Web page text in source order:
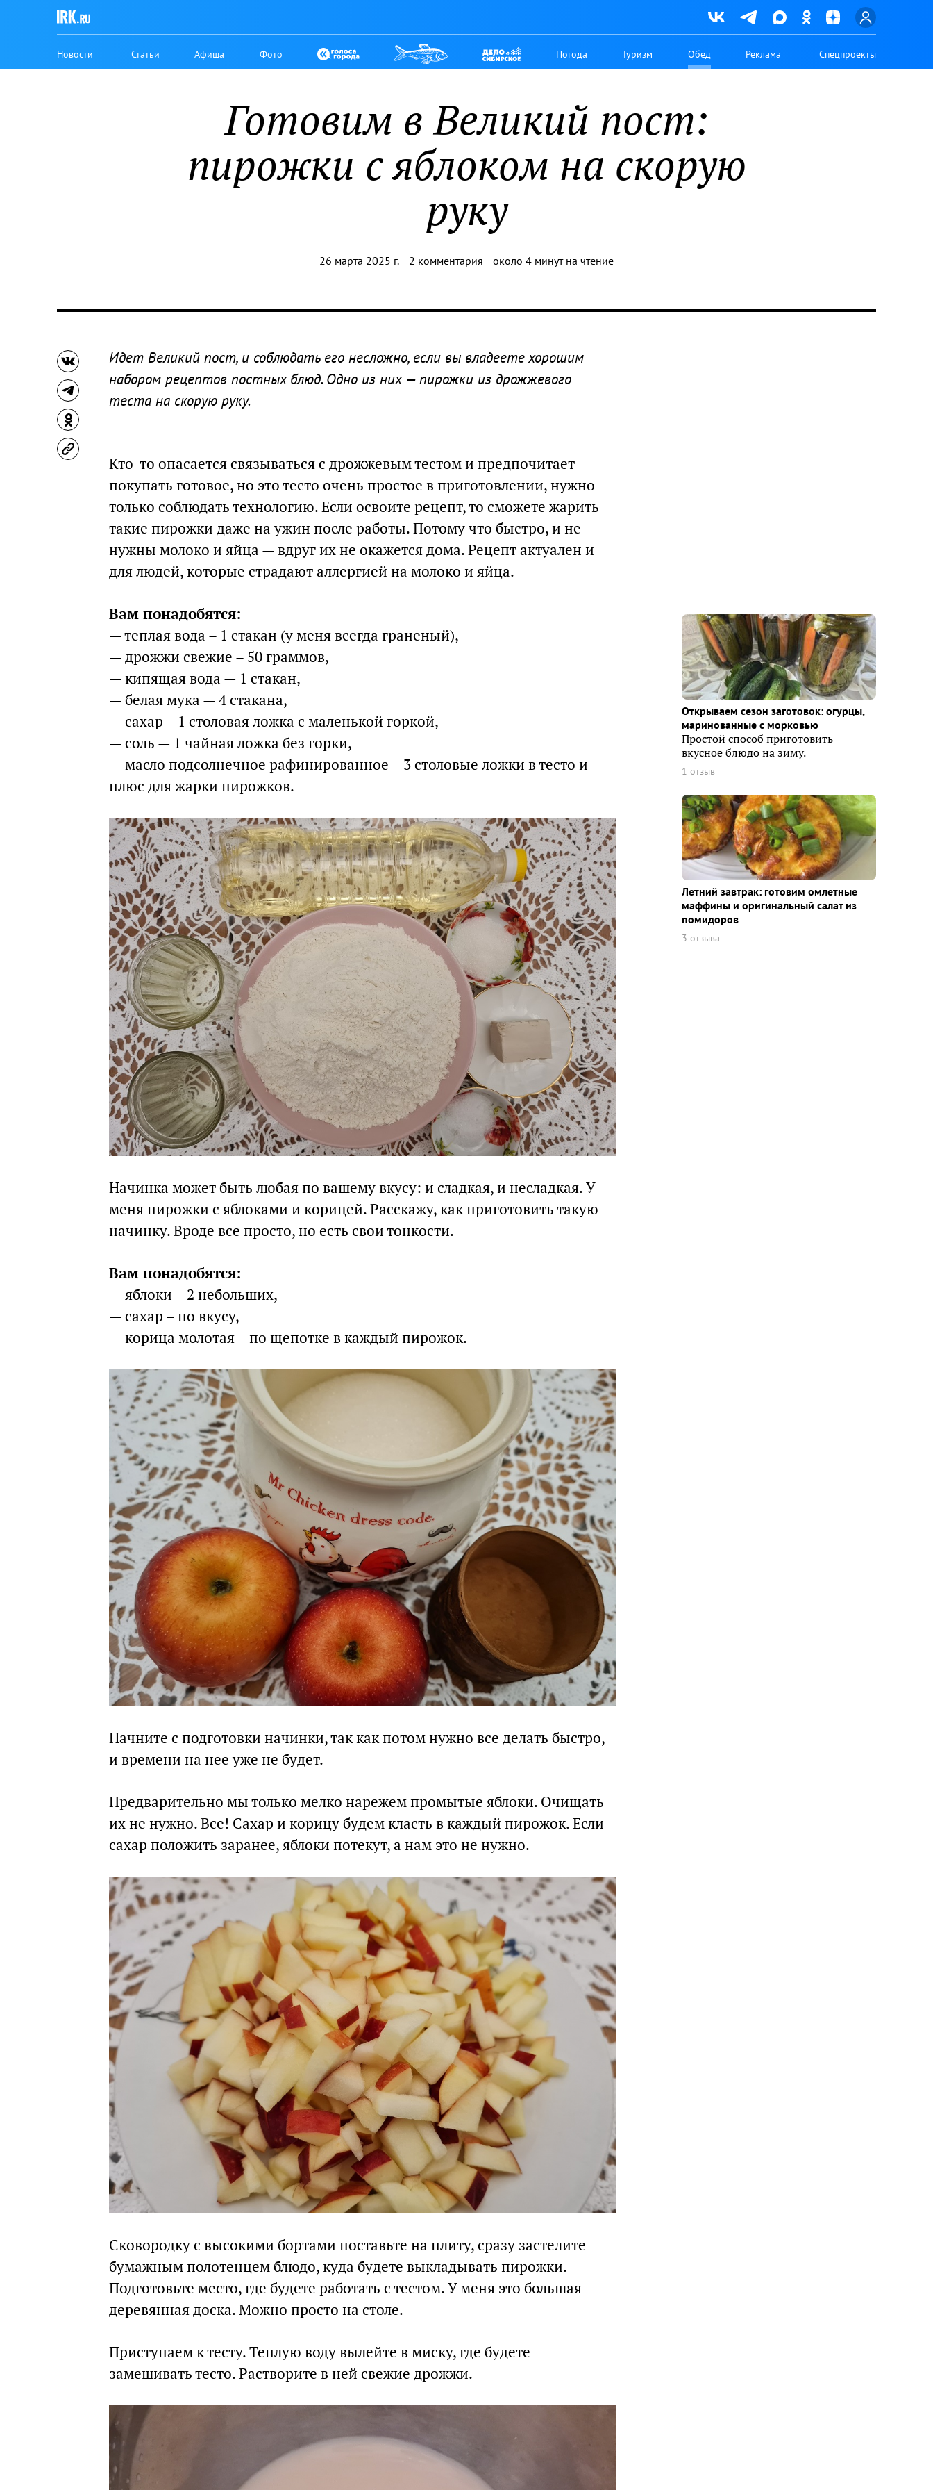
Новости Статьи Афиша Фото Погода Туризм Обед Реклама Спецпроекты
Готовим в Великий пост:
пирожки с яблоком на скорую
руку
26 марта 2025 г. 2 комментария около 4 минут на чтение
Открываем сезон заготовок: огурцы,
маринованные с морковью
Простой способ приготовить
вкусное блюдо на зиму.
1 отзыв
Летний завтрак: готовим омлетные
маффины и оригинальный салат из
помидоров
3 отзыва
Идет Великий пост, и соблюдать его несложно, если вы владеете хорошим
набором рецептов постных блюд. Одно из них — пирожки из дрожжевого
теста на скорую руку.
Кто-то опасается связываться с дрожжевым тестом и предпочитает
покупать готовое, но это тесто очень простое в приготовлении, нужно
только соблюдать технологию. Если освоите рецепт, то сможете жарить
такие пирожки даже на ужин после работы. Потому что быстро, и не
нужны молоко и яйца — вдруг их не окажется дома. Рецепт актуален и
для людей, которые страдают аллергией на молоко и яйца.
Вам понадобятся:
— теплая вода – 1 стакан (у меня всегда граненый),
— дрожжи свежие – 50 граммов,
— кипящая вода — 1 стакан,
— белая мука — 4 стакана,
— сахар – 1 столовая ложка с маленькой горкой,
— соль — 1 чайная ложка без горки,
— масло подсолнечное рафинированное – 3 столовые ложки в тесто и
плюс для жарки пирожков.
Начинка может быть любая по вашему вкусу: и сладкая, и несладкая. У
меня пирожки с яблоками и корицей. Расскажу, как приготовить такую
начинку. Вроде все просто, но есть свои тонкости.
Вам понадобятся:
— яблоки – 2 небольших,
— сахар – по вкусу,
— корица молотая – по щепотке в каждый пирожок.
Начните с подготовки начинки, так как потом нужно все делать быстро,
и времени на нее уже не будет.
Предварительно мы только мелко нарежем промытые яблоки. Очищать
их не нужно. Все! Сахар и корицу будем класть в каждый пирожок. Если
сахар положить заранее, яблоки потекут, а нам это не нужно.
Сковородку с высокими бортами поставьте на плиту, сразу застелите
бумажным полотенцем блюдо, куда будете выкладывать пирожки.
Подготовьте место, где будете работать с тестом. У меня это большая
деревянная доска. Можно просто на столе.
Приступаем к тесту. Теплую воду вылейте в миску, где будете
замешивать тесто. Растворите в ней свежие дрожжи.